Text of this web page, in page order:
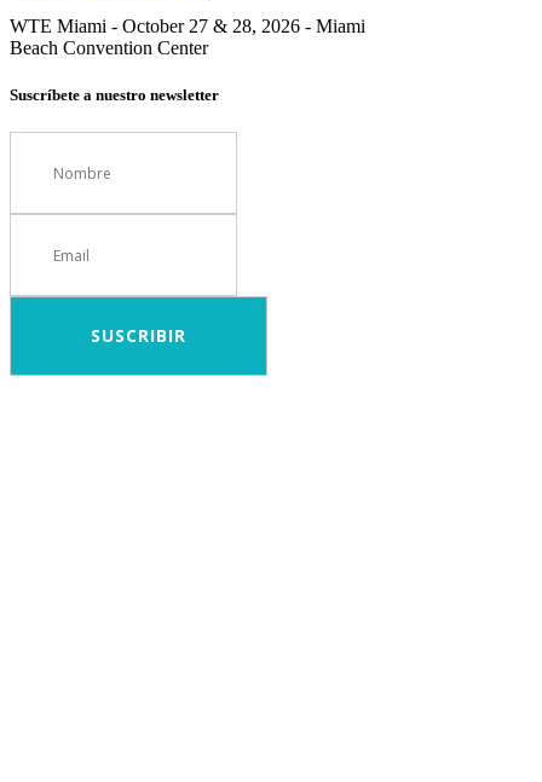
WTE Miami - October 27 & 28, 2026 - Miami
Beach Convention Center
Suscríbete a nuestro newsletter